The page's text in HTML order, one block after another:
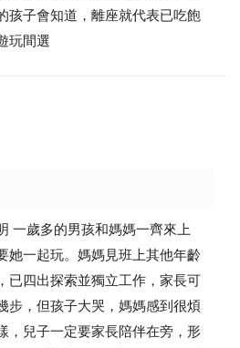
孩子會知道，離座就代表已吃飽
玩間選
一歲多的男孩和媽媽一齊來上
她一起玩。媽媽見班上其他年齡
已四出探索並獨立工作，家長可
步，但孩子大哭，媽媽感到很煩
，兒子一定要家長陪伴在旁，形